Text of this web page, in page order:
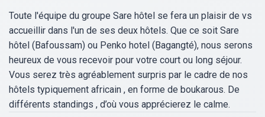
Toute l'équipe du groupe Sare hôtel se fera un plaisir de vs
accueillir dans l'un de ses deux hôtels. Que ce soit Sare
hôtel (Bafoussam) ou Penko hotel (Bagangté), nous serons
heureux de vous recevoir pour votre court ou long séjour.
Vous serez très agréablement surpris par le cadre de nos
hôtels typiquement africain , en forme de boukarous. De
différents standings , d’où vous apprécierez le calme.